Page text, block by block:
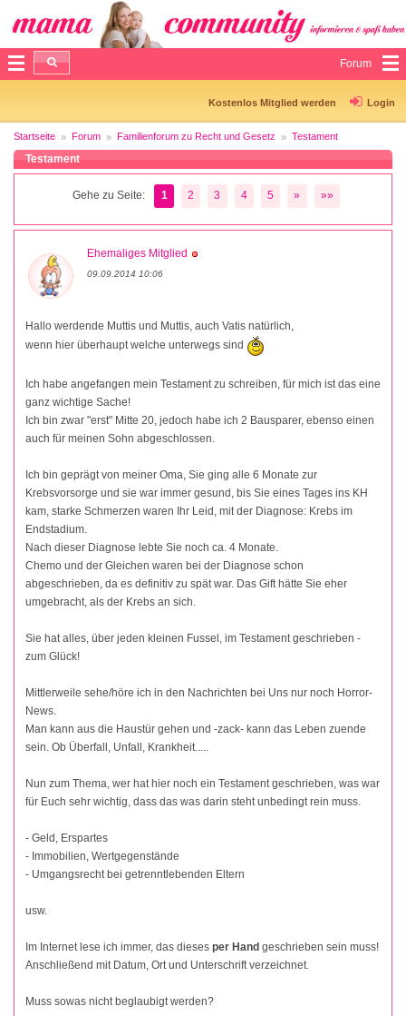
Forum
Kostenlos Mitglied werden Login
Startseite Forum Familienforum zu Recht und Gesetz Testament
Testament
Gehe zu Seite: 1 2 3 4 5 » »»
Ehemaliges Mitglied
09.09.2014 10:06
Hallo werdende Muttis und Muttis, auch Vatis natürlich,
wenn hier überhaupt welche unterwegs sind
Ich habe angefangen mein Testament zu schreiben, für mich ist das eine
ganz wichtige Sache!
Ich bin zwar "erst" Mitte 20, jedoch habe ich 2 Bausparer, ebenso einen
auch für meinen Sohn abgeschlossen.
Ich bin geprägt von meiner Oma, Sie ging alle 6 Monate zur
Krebsvorsorge und sie war immer gesund, bis Sie eines Tages ins KH
kam, starke Schmerzen waren Ihr Leid, mit der Diagnose: Krebs im
Endstadium.
Nach dieser Diagnose lebte Sie noch ca. 4 Monate.
Chemo und der Gleichen waren bei der Diagnose schon
abgeschrieben, da es definitiv zu spät war. Das Gift hätte Sie eher
umgebracht, als der Krebs an sich.
Sie hat alles, über jeden kleinen Fussel, im Testament geschrieben -
zum Glück!
Mittlerweile sehe/höre ich in den Nachrichten bei Uns nur noch Horror-
News.
Man kann aus die Haustür gehen und -zack- kann das Leben zuende
sein. Ob Überfall, Unfall, Krankheit.....
Nun zum Thema, wer hat hier noch ein Testament geschrieben, was war
für Euch sehr wichtig, dass das was darin steht unbedingt rein muss.
- Geld, Erspartes
- Immobilien, Wertgegenstände
- Umgangsrecht bei getrenntlebenden Eltern
usw.
Im Internet lese ich immer, das dieses per Hand geschrieben sein muss!
Anschließend mit Datum, Ort und Unterschrift verzeichnet.
Muss sowas nicht beglaubigt werden?